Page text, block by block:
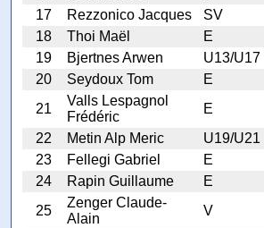
17
Rezzonico Jacques SV
18
Thoi Maël E
19
Bjertnes Arwen U13/U17
20
Seydoux Tom E
21
Valls Lespagnol
Frédéric
E
22
Metin Alp Meric U19/U21
23
Fellegi Gabriel E
24
Rapin Guillaume E
25
Zenger Claude-
Alain
V